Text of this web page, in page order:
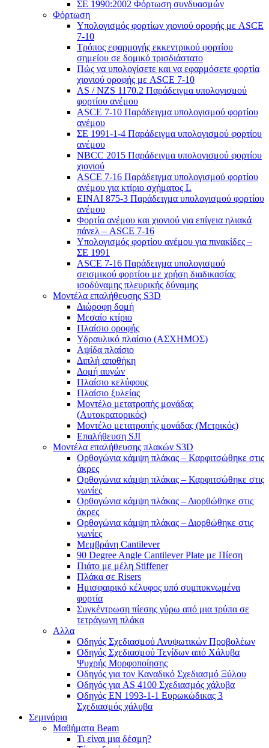
ΣΕ 1990:2002 Φόρτωση συνδυασμών
Φόρτωση
Υπολογισμός φορτίων χιονιού οροφής με ASCE
7-10
Τρόπος εφαρμογής εκκεντρικού φορτίου
σημείου σε δομικό τρισδιάστατο
Πώς να υπολογίσετε και να εφαρμόσετε φορτία
χιονιού οροφής με ASCE 7-10
AS / NZS 1170.2 Παράδειγμα υπολογισμού
φορτίου ανέμου
ASCE 7-10 Παράδειγμα υπολογισμού φορτίου
ανέμου
ΣΕ 1991-1-4 Παράδειγμα υπολογισμού φορτίου
ανέμου
NBCC 2015 Παράδειγμα υπολογισμού φορτίου
χιονιού
ASCE 7-16 Παράδειγμα υπολογισμού φορτίου
ανέμου για κτίριο σχήματος L
ΕΙΝΑΙ 875-3 Παράδειγμα υπολογισμού φορτίου
ανέμου
Φορτία ανέμου και χιονιού για επίγεια ηλιακά
πάνελ – ASCE 7-16
Υπολογισμός φορτίου ανέμου για πινακίδες –
ΣΕ 1991
ASCE 7-16 Παράδειγμα υπολογισμού
σεισμικού φορτίου με χρήση διαδικασίας
ισοδύναμης πλευρικής δύναμης
Μοντέλα επαλήθευσης S3D
Διώροφη δομή
Μεσαίο κτίριο
Πλαίσιο οροφής
Υδραυλικό πλαίσιο (ΑΣΧΗΜΟΣ)
Αψίδα πλαίσιο
Διπλή αποθήκη
Δομή αυγών
Πλαίσιο κελύφους
Πλαίσιο ξυλείας
Μοντέλο μετατροπής μονάδας
(Αυτοκρατορικός)
Μοντέλο μετατροπής μονάδας (Μετρικός)
Επαλήθευση SJI
Μοντέλα επαλήθευσης πλακών S3D
Ορθογώνια κάμψη πλάκας – Καρφιτσώθηκε στις
άκρες
Ορθογώνια κάμψη πλάκας – Καρφιτσώθηκε στις
γωνίες
Ορθογώνια κάμψη πλάκας – Διορθώθηκε στις
άκρες
Ορθογώνια κάμψη πλάκας – Διορθώθηκε στις
γωνίες
Μεμβράνη Cantilever
90 Degree Angle Cantilever Plate με Πίεση
Πιάτο με μέλη Stiffener
Πλάκα σε Risers
Ημισφαιρικό κέλυφος υπό συμπυκνωμένα
φορτία
Συγκέντρωση πίεσης γύρω από μια τρύπα σε
τετράγωνη πλάκα
Αλλα
Οδηγός Σχεδιασμού Ανυψωτικών Προβολέων
Οδηγός Σχεδιασμού Τεγίδων από Χάλυβα
Ψυχρής Μορφοποίησης
Οδηγός για τον Καναδικό Σχεδιασμό Ξύλου
Οδηγός για AS 4100 Σχεδιασμός χάλυβα
Οδηγός ΕΝ 1993-1-1 Ευρωκώδικας 3
Σχεδιασμός χάλυβα
Σεμινάρια
Μαθήματα Beam
Τι είναι μια δέσμη?